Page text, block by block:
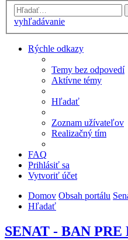
vyhľadávanie
Rýchle odkazy
Temy bez odpovedí
Aktívne témy
Hľadať
Zoznam užívateľov
Realizačný tím
FAQ
Prihlásiť sa
Vytvoriť účet
Domov Obsah portálu
Hľadať
SENAT - BAN